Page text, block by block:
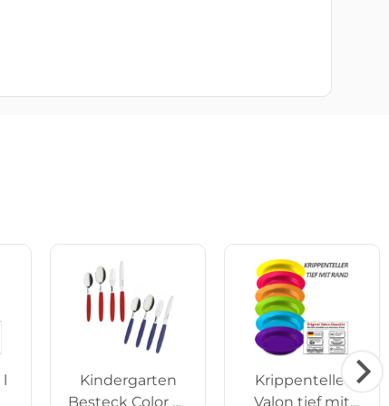
Kindergarten
Besteck Color 4-
Krippenteller
Valon tief mit